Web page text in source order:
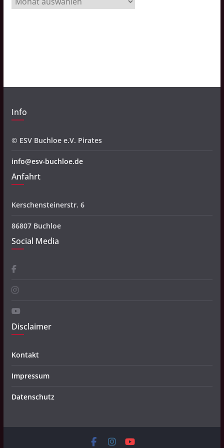
Info
© ESV Buchloe e.V. Pirates
info@esv-buchloe.de
Anfahrt
Kerschensteinerstr. 6
86807 Buchloe
Social Media
Disclaimer
Kontakt
Impressum
Datenschutz